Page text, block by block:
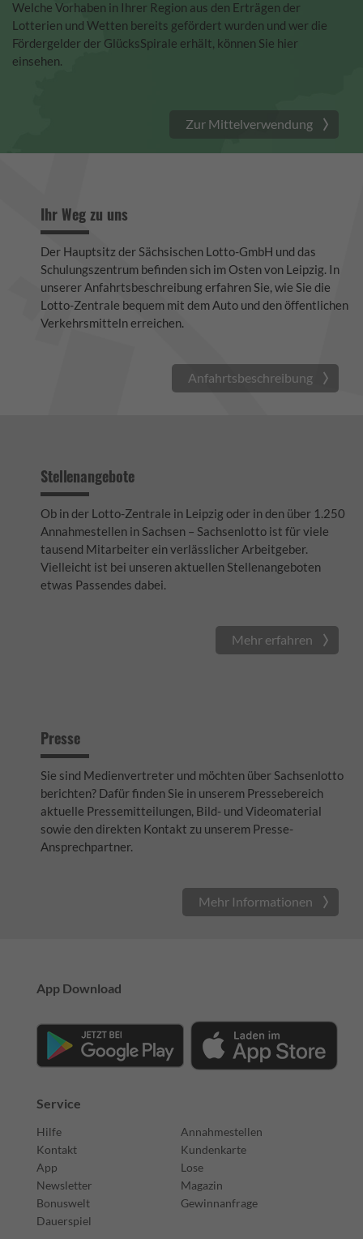
Welche Vorhaben in Ihrer Region aus den Erträgen der
Lotterien und Wetten bereits gefördert wurden und wer die
Fördergelder der GlücksSpirale erhält, können Sie hier
einsehen.
Zur Mittelverwendung
Ihr Weg zu uns
Der Hauptsitz der Sächsischen Lotto-GmbH und das
Schulungszentrum befinden sich im Osten von Leipzig. In
unserer Anfahrtsbeschreibung erfahren Sie, wie Sie die
Lotto-Zentrale bequem mit dem Auto und den öffentlichen
Verkehrsmitteln erreichen.
Anfahrtsbeschreibung
Stellenangebote
Ob in der Lotto-Zentrale in Leipzig oder in den über 1.250
Annahmestellen in Sachsen – Sachsenlotto ist für viele
tausend Mitarbeiter ein verlässlicher Arbeitgeber.
Vielleicht ist bei unseren aktuellen Stellenangeboten
etwas Passendes dabei.
Mehr erfahren
Presse
Sie sind Medienvertreter und möchten über Sachsenlotto
berichten? Dafür finden Sie in unserem Pressebereich
aktuelle Pressemitteilungen, Bild- und Videomaterial
sowie den direkten Kontakt zu unserem Presse-
Ansprechpartner.
Mehr Informationen
App Download
Service
Hilfe
Kontakt
App
Newsletter
Bonuswelt
Dauerspiel
Annahmestellen
Kundenkarte
Lose
Magazin
Gewinnanfrage